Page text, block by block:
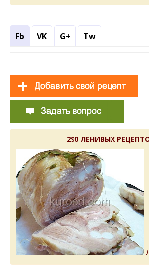
Fb VK G+ Tw
290 ЛЕНИВЫХ